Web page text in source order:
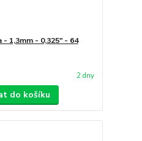
1,3mm - 0,325" - 64
2 dny
do košíku